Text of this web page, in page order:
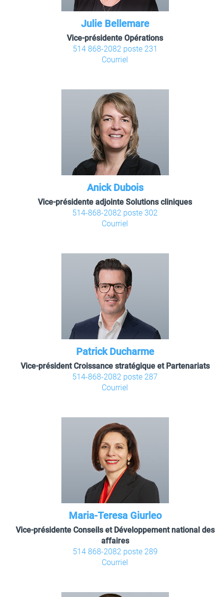
Julie Bellemare
Vice-présidente Opérations
514 868-2082 poste 231
Courriel
Anick Dubois
Vice-présidente adjointe Solutions cliniques
514-868-2082 poste 302
Courriel
Patrick Ducharme
Vice-président Croissance stratégique et Partenariats
514-868-2082 poste 287
Courriel
Maria-Teresa Giurleo
Vice-présidente Conseils et Développement national des
affaires
514 868-2082 poste 289
Courriel